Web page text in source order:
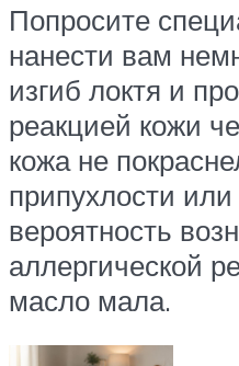
Попросите
нанести вам
изгиб локтя и
реакцией кожи
кожа не
припухлости или
вероятность
аллергической
масло мала.